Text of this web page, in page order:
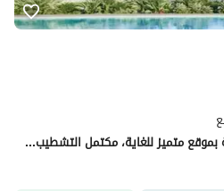
للبيع شاليه أرضي مزدوج الإطلالة بموقع متميز للغاية، مكتمل التشطيب - على بعد 200 متر فقط من الشاطئ - في قلب الساحل الشمالي.